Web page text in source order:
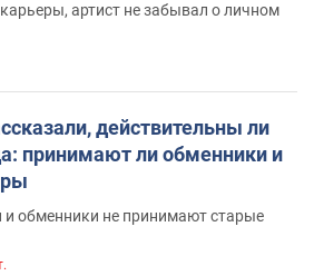
артист не забывал о личном
действительны ли
принимают ли обменники и
и обменники не принимают старые